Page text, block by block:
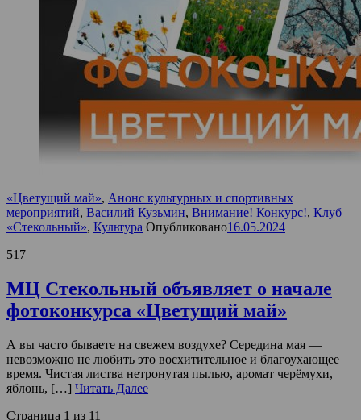
«Цветущий май», Анонс культурных и спортивных
мероприятий, Василий Кузьмин, Внимание! Конкурс!, Клуб
«Стекольный», Культура Опубликовано16.05.2024
517
МЦ Стекольный объявляет о начале
фотоконкурса «Цветущий май»
А вы часто бываете на свежем воздухе? Середина мая —
невозможно не любить это восхитительное и благоухающее
время. Чистая листва нетронутая пылью, аромат черёмухи,
яблонь, […] Читать Далее
Страница 1 из 11